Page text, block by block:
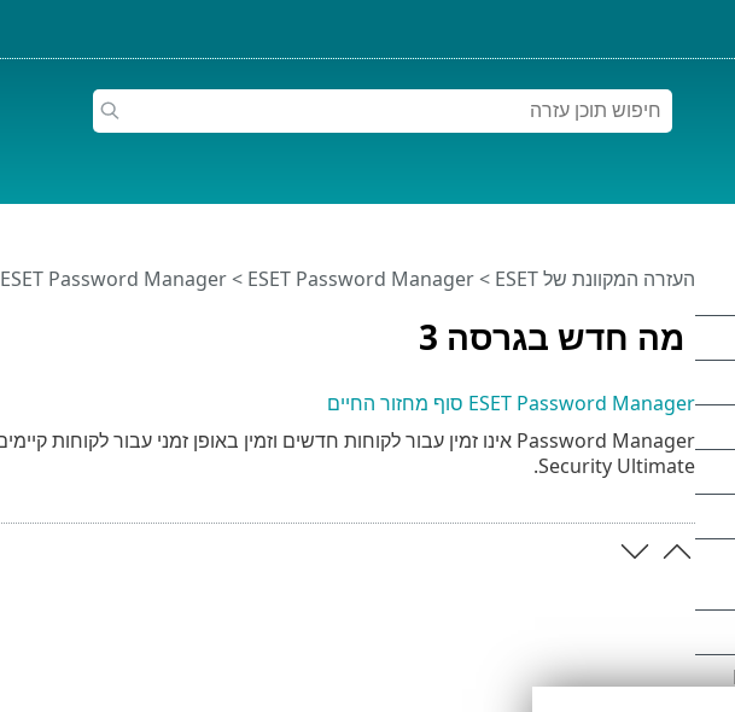
מה חדש בגרסה 3
העזרה המקוונת של ESET >
ESET Password Manager
>ESET Password Manager מבוא
ESET Password Manager סוף מחזור החיים
Security Ultimate.